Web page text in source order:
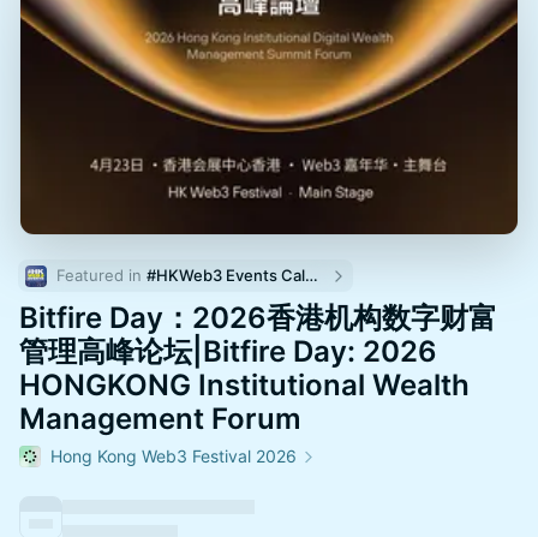
Featured in #HKWeb3 Events Calendar
Bitfire Day：2026香港机构数字财富
管理高峰论坛|Bitfire Day: 2026
HONGKONG Institutional Wealth
Management Forum
Hong Kong Web3 Festival 2026